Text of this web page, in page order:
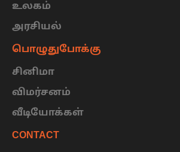
உலகம்
அரசியல்
பொழுதுபோக்கு
சினிமா
விமர்சனம்
வீடியோக்கள்
CONTACT